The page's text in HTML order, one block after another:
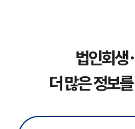
사례분
법
법률
고
법인회생
더 많은 정보